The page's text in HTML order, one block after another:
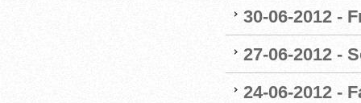
30-06-2012 -
27-06-2012 -
24-06-2012 -